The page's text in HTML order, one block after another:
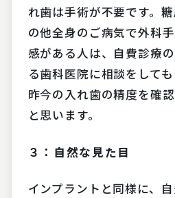
れ歯は手術が不要です。
の他全身のご病気で外科
感がある人は、自費診療
る歯科医院に相談をしても
昨今の入れ歯の精度を確
と思います。
３：自然な見た目
インプラントと同様に、